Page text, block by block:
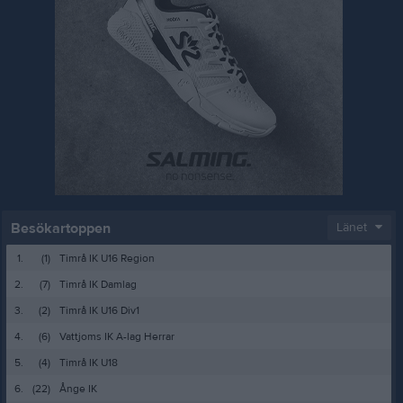
Besökartoppen Länet
1. (1)
Timrå IK U16 Region
2.
(7)
Timrå IK Damlag
3.
(2)
Timrå IK U16 Div1
4.
(6)
Vattjoms IK A-lag Herrar
5.
(4)
Timrå IK U18
6.
(22) Ånge IK